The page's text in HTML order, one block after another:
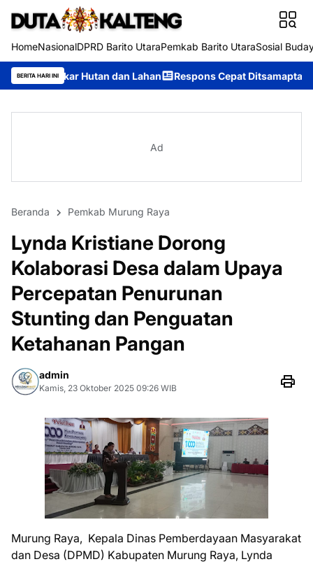
HomeNasionalDPRD Barito UtaraPemkab Barito UtaraSosial
BERITA HARI INI
dan Lahan Respons Cepat Ditsamapta Polda Kalteng
Ad
Beranda Pemkab Murung Raya
Lynda Kristiane Dorong
Kolaborasi Desa dalam Upaya
Percepatan Penurunan
Stunting dan Penguatan
Ketahanan Pangan
admin
Kamis, 23 Oktober 2025 09:26 WIB
Murung Raya, Kepala Dinas Pemberdayaan Masyarakat
dan Desa (DPMD) Kabupaten Murung Raya, Lynda